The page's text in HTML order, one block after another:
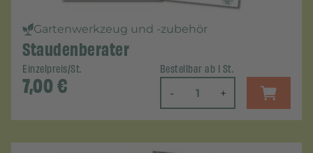
Gartenwerkzeug und -zubehör
Staudenberater
Einzelpreis/St.
7,00€
Bestellbar ab 1 St.
- +